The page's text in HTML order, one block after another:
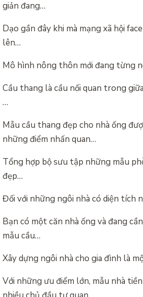
giản đang…
Dạo gần đây khi mà mạng xã hội
lên…
Mô hình nông thôn mới đang từng
Cầu thang là cầu nối quan trong
…
Mẫu cầu thang đẹp cho nhà ống
những điểm nhấn quan…
Tổng hợp bộ sưu tập những mẫu
đẹp…
Đối với những ngôi nhà có diện tích
Bạn có một căn nhà ống và đang
mẫu cầu…
Xây dựng ngôi nhà cho gia đình là
Với những ưu điểm lớn, mẫu nhà